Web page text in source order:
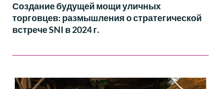
Создание будущей мощи уличных
торговцев: размышления о стратегической
встрече SNI в 2024 г.